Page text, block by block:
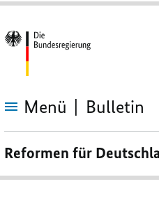
Menü Bulletin
Reformen für